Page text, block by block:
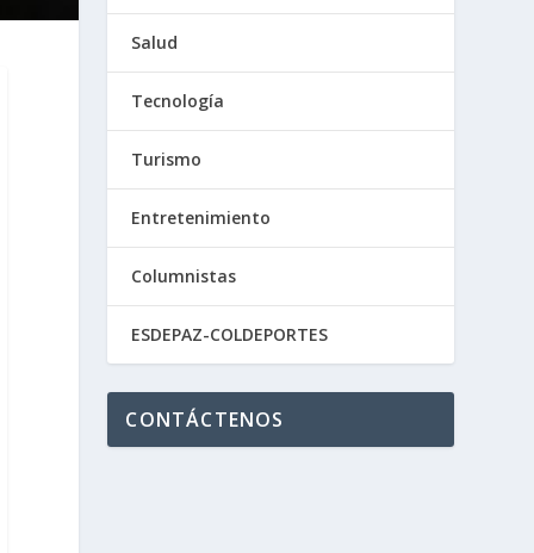
Salud
Tecnología
Turismo
Entretenimiento
Columnistas
ESDEPAZ-COLDEPORTES
CONTÁCTENOS